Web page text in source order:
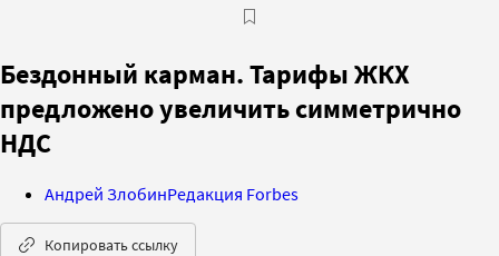
Бездонный карман. Тарифы ЖКХ
предложено увеличить симметрично
НДС
Андрей ЗлобинРедакция Forbes
Копировать ссылку